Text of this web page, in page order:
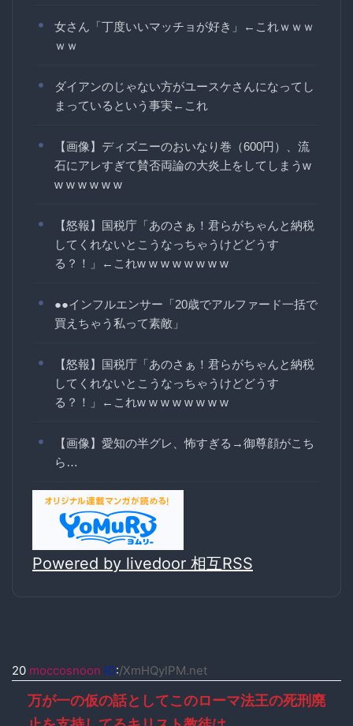
女さん「丁度いいマッチョが好き」←これｗｗｗ
ｗｗ
ダイアンのじゃない方がユースケさんになってし
まっているという事実←これ
【画像】ディズニーのおいなり巻（600円）、流
石にアレすぎて賛否両論の大炎上をしてしまうw
w w w w w w
【怒報】国税庁「あのさぁ！君らがちゃんと納税
してくれないとこうなっちゃうけどどうす
る？！」←これw w w w w w w w
●●インフルエンサー「20歳でアルファード一括で
買えちゃう私って素敵」
【怒報】国税庁「あのさぁ！君らがちゃんと納税
してくれないとこうなっちゃうけどどうす
る？！」←これw w w w w w w w
【画像】愛知の半グレ、怖すぎる→御尊顔がこち
ら…
Powered by livedoor 相互RSS
20 moccosnoon ID:/XmHQylPM.net
万が一の仮の話としてこのローマ法王の死刑廃